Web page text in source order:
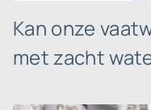
Kan onze
met zacht